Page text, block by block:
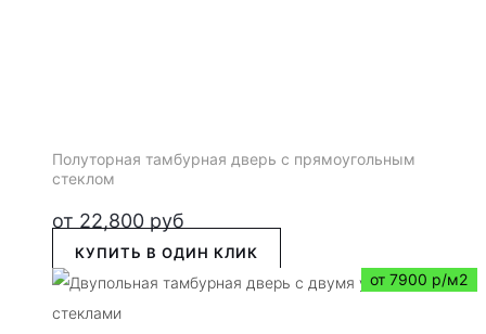
Полуторная тамбурная дверь с прямоугольным
стеклом
от 22,800 руб
КУПИТЬ В ОДИН КЛИК
от 7900 р/м2